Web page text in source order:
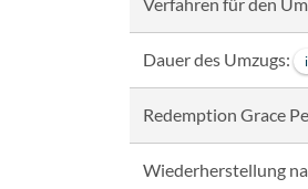
Dauer des Umzugs: i
Redemption Grace
Wiederherstellung